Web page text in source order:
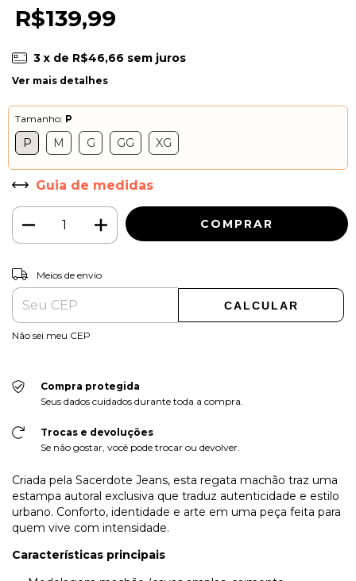
R$139,99
3 x de R$46,66 sem juros
Ver mais detalhes
Tamanho: P
P M G GG XG
Guia de medidas
Entregas para o CEP:
Meios de envio
CALCULAR
Não sei meu CEP
Compra protegida
Seus dados cuidados durante toda a compra.
Trocas e devoluções
Se não gostar, você pode trocar ou devolver.
Criada pela Sacerdote Jeans, esta regata machão traz uma
estampa autoral exclusiva que traduz autenticidade e estilo
urbano. Conforto, identidade e arte em uma peça feita para
quem vive com intensidade.
Características principais